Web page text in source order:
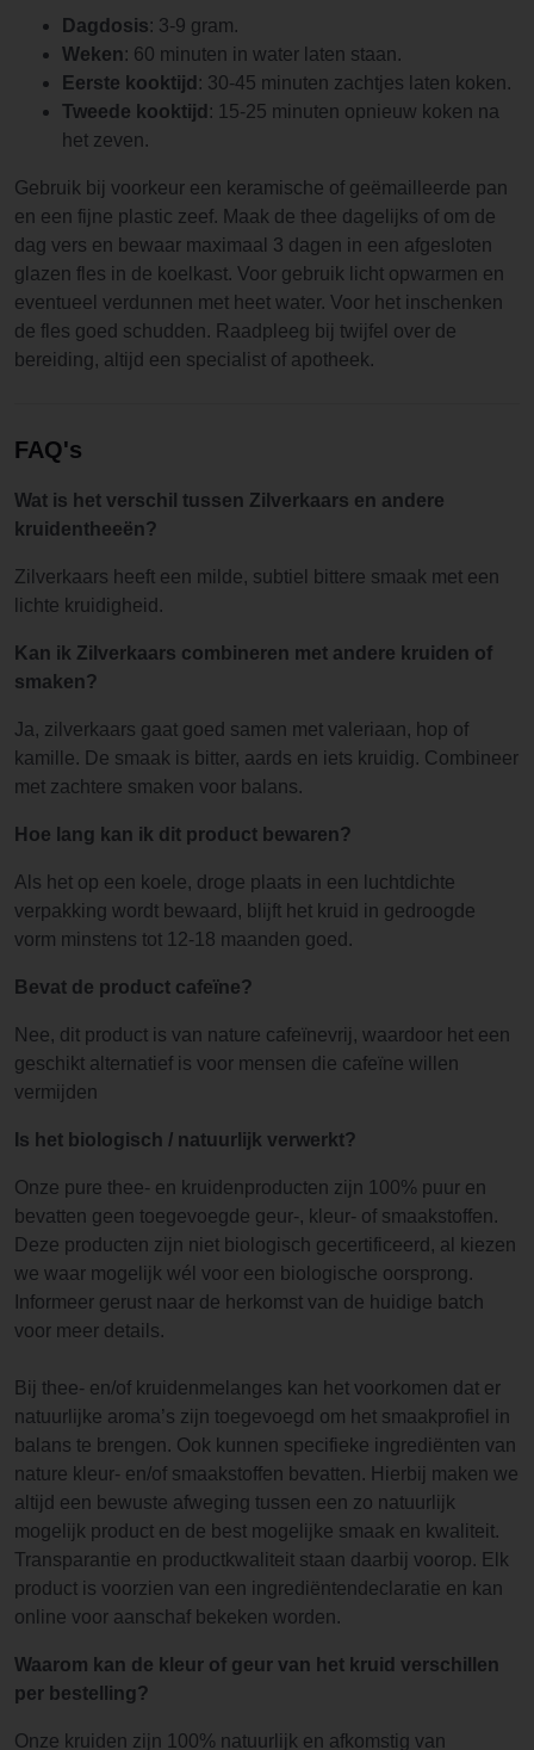
Dagdosis: 3-9 gram.
Weken: 60 minuten in water laten staan.
Eerste kooktijd : 30-45 minuten zachtjes laten koken.
Tweede kooktijd : 15-25 minuten opnieuw koken na
het zeven.
Gebruik bij voorkeur een keramische of geëmailleerde pan
en een fijne plastic zeef. Maak de thee dagelijks of om de
dag vers en bewaar maximaal 3 dagen in een afgesloten
glazen fles in de koelkast. Voor gebruik licht opwarmen en
eventueel verdunnen met heet water. Voor het inschenken
de fles goed schudden. Raadpleeg bij twijfel over de
bereiding, altijd een specialist of apotheek.
FAQ's
Wat is het verschil tussen Zilverkaars en andere
kruidentheeën?
Zilverkaars heeft een milde, subtiel bittere smaak met een
lichte kruidigheid.
Kan ik Zilverkaars combineren met andere kruiden of
smaken?
Ja, zilverkaars gaat goed samen met valeriaan, hop of
kamille. De smaak is bitter, aards en iets kruidig. Combineer
met zachtere smaken voor balans.
Hoe lang kan ik dit product bewaren?
Als het op een koele, droge plaats in een luchtdichte
verpakking wordt bewaard, blijft het kruid in gedroogde
vorm minstens tot 12-18 maanden goed.
Bevat de product cafeïne?
Nee, dit product is van nature cafeïnevrij, waardoor het een
geschikt alternatief is voor mensen die cafeïne willen
vermijden
Is het biologisch / natuurlijk verwerkt?
Onze pure thee- en kruidenproducten zijn 100% puur en
bevatten geen toegevoegde geur-, kleur- of smaakstoffen.
Deze producten zijn niet biologisch gecertificeerd, al kiezen
we waar mogelijk wél voor een biologische oorsprong.
Informeer gerust naar de herkomst van de huidige batch
voor meer details.
Bij thee- en/of kruidenmelanges kan het voorkomen dat er
natuurlijke aroma’s zijn toegevoegd om het smaakprofiel in
balans te brengen. Ook kunnen specifieke ingrediënten van
nature kleur- en/of smaakstoffen bevatten. Hierbij maken we
altijd een bewuste afweging tussen een zo natuurlijk
mogelijk product en de best mogelijke smaak en kwaliteit.
Transparantie en productkwaliteit staan daarbij voorop. Elk
product is voorzien van een ingrediëntendeclaratie en kan
online voor aanschaf bekeken worden.
Waarom kan de kleur of geur van het kruid verschillen
per bestelling?
Onze kruiden zijn 100% natuurlijk en afkomstig van